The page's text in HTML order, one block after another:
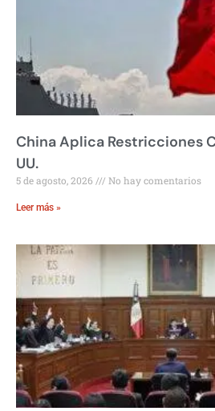
China Aplica Restricciones
UU.
5 de agosto, 2026 No hay comentarios
Leer más »